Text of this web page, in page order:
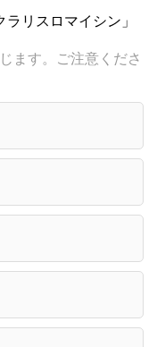
リスロマイシン」
ます。ご注意くださ